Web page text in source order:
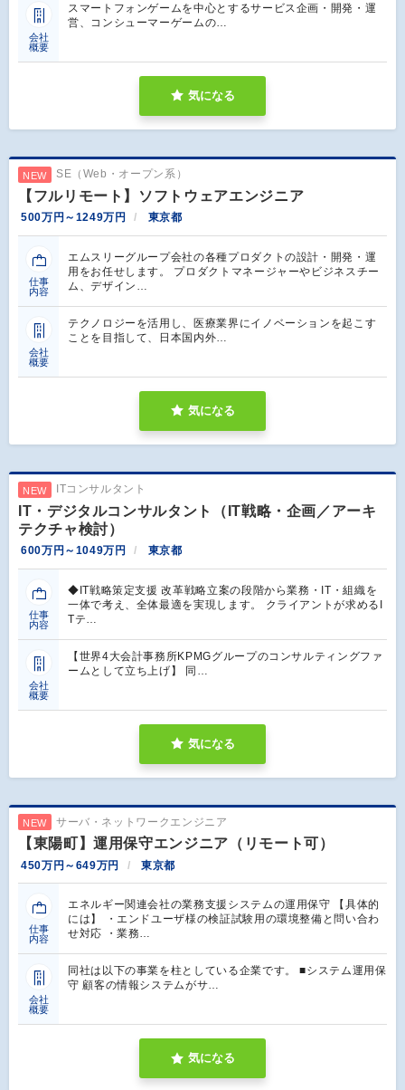
会社
概要
スマートフォンゲームを中心とするサービス企画・開発・運
営、コンシューマーゲームの…
気になる
NEW SE（Web・オープン系）
【フルリモート】ソフトウェアエンジニア
500万円～1249万円 東京都
仕事
内容
エムスリーグループ会社の各種プロダクトの設計・開発・運
用をお任せします。 プロダクトマネージャーやビジネスチー
ム、デザイン…
会社
概要
テクノロジーを活用し、医療業界にイノベーションを起こす
ことを目指して、日本国内外…
気になる
NEW ITコンサルタント
IT・デジタルコンサルタント（IT戦略・企画／アーキ
テクチャ検討）
600万円～1049万円 東京都
仕事
内容
◆IT戦略策定支援 改革戦略立案の段階から業務・IT・組織を
一体で考え、全体最適を実現します。 クライアントが求めるI
Tテ…
会社
概要
【世界4大会計事務所KPMGグループのコンサルティングファ
ームとして立ち上げ】 同…
気になる
NEW サーバ・ネットワークエンジニア
【東陽町】運用保守エンジニア（リモート可）
450万円～649万円 東京都
仕事
内容
エネルギー関連会社の業務支援システムの運用保守 【具体的
には】 ・エンドユーザ様の検証試験用の環境整備と問い合わ
せ対応 ・業務…
会社
概要
同社は以下の事業を柱としている企業です。 ■システム運用保
守 顧客の情報システムがサ…
気になる